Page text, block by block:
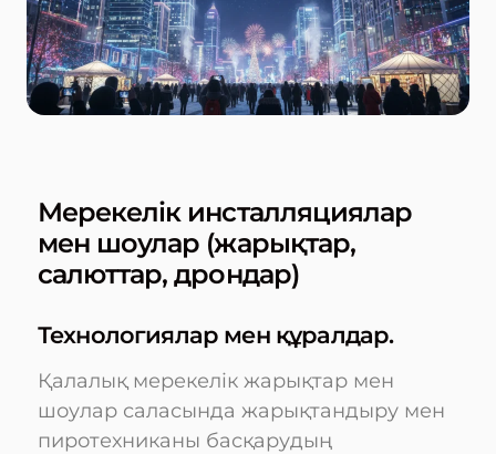
Мерекелік инсталляциялар
мен шоулар (жарықтар,
салюттар, дрондар)
Технологиялар мен құралдар.
Қалалық мерекелік жарықтар мен
шоулар саласында жарықтандыру мен
пиротехниканы басқарудың